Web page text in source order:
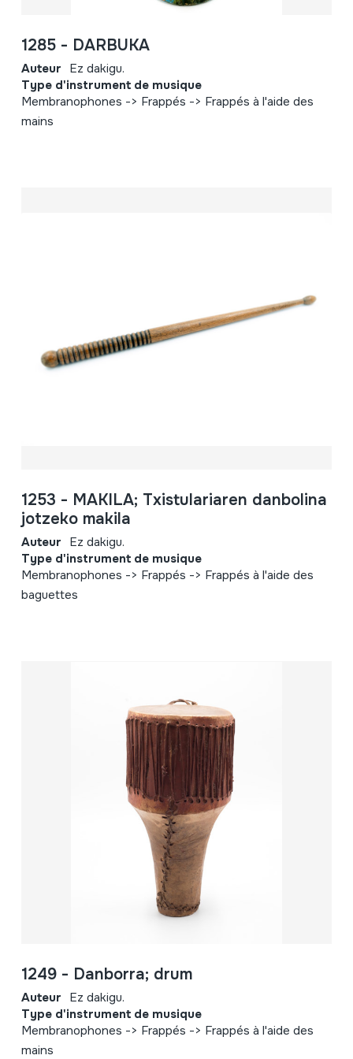
1285 - DARBUKA
Auteur Ez dakigu.
Type d'instrument de musique
Membranophones -> Frappés -> Frappés à l'aide des
mains
1253 - MAKILA; Txistulariaren danbolina
jotzeko makila
Auteur Ez dakigu.
Type d'instrument de musique
Membranophones -> Frappés -> Frappés à l'aide des
baguettes
1249 - Danborra; drum
Auteur Ez dakigu.
Type d'instrument de musique
Membranophones -> Frappés -> Frappés à l'aide des
mains